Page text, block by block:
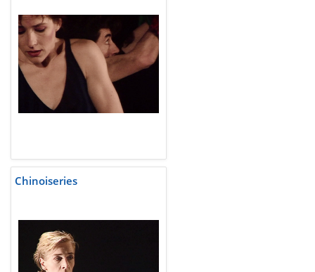
Chinoiseries